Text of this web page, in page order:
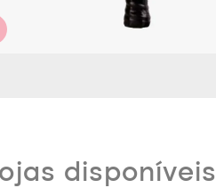
disponíveis